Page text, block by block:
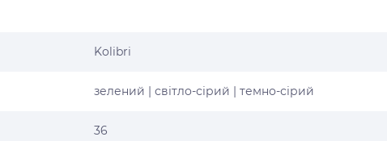
Kolibri
зелений | світло-сірий | темно-сірий
36